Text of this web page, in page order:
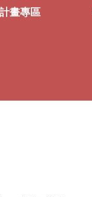
畫專區